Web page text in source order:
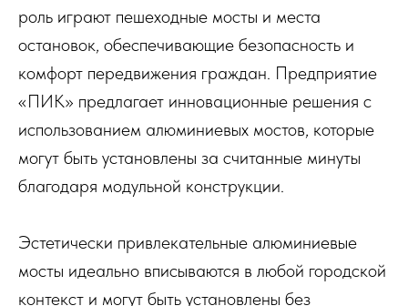
роль играют пешеходные мосты и места
остановок, обеспечивающие безопасность и
комфорт передвижения граждан. Предприятие
«ПИК» предлагает инновационные решения с
использованием алюминиевых мостов, которые
могут быть установлены за считанные минуты
благодаря модульной конструкции.
Эстетически привлекательные алюминиевые
мосты идеально вписываются в любой городской
контекст и могут быть установлены без